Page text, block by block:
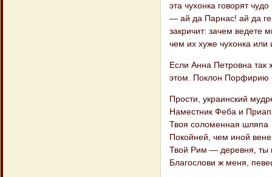
эта чухонка говорят
— ай да Парнас! ай да
закричит: зачем ведете
чем их хуже чухонка или
Если Анна Петровна так
этом. Поклон Порфирию
Прости, украинский
Наместник Феба и
Твоя соломенная шляпа
Покойней, чем иной
Твой Рим — деревня, ты
Благослови ж меня,